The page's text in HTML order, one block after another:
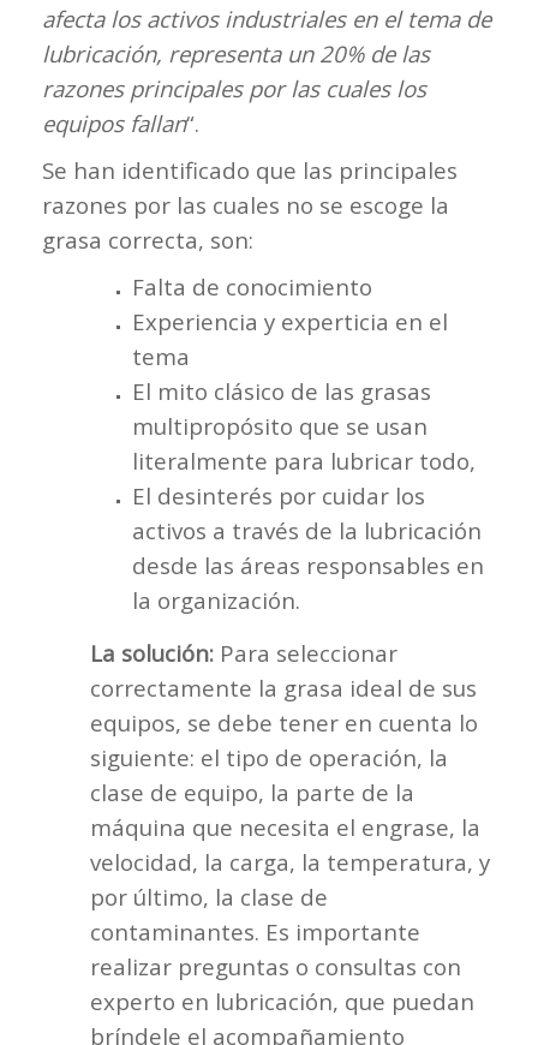
afecta los activos industriales en el tema de
lubricación, representa un 20% de las
razones principales por las cuales los
equipos fallan“.
Se han identificado que las principales
razones por las cuales no se escoge la
grasa correcta, son:
Falta de conocimiento
Experiencia y experticia en el
tema
El mito clásico de las grasas
multipropósito que se usan
literalmente para lubricar todo,
El desinterés por cuidar los
activos a través de la lubricación
desde las áreas responsables en
la organización.
La solución: Para seleccionar
correctamente la grasa ideal de sus
equipos, se debe tener en cuenta lo
siguiente: el tipo de operación, la
clase de equipo, la parte de la
máquina que necesita el engrase, la
velocidad, la carga, la temperatura, y
por último, la clase de
contaminantes. Es importante
realizar preguntas o consultas con
experto en lubricación, que puedan
bríndele el acompañamiento